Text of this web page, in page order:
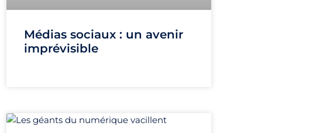
Médias sociaux : un avenir
imprévisible